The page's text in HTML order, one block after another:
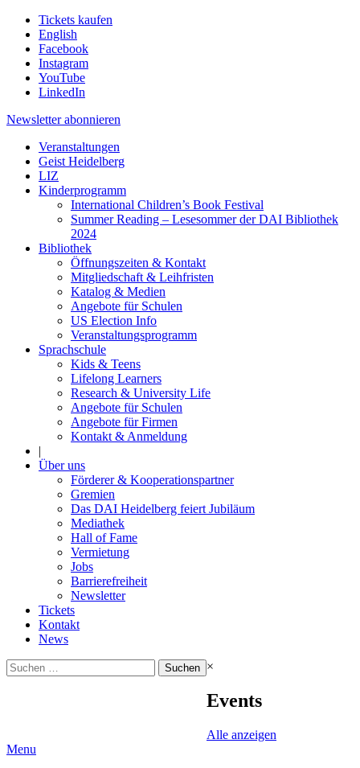
Tickets kaufen
English
Facebook
Instagram
YouTube
LinkedIn
Newsletter abonnieren
Veranstaltungen
Geist Heidelberg
LIZ
Kinderprogramm
International Children’s Book Festival
Summer Reading – Lesesommer der DAI Bibliothek
2024
Bibliothek
Öffnungszeiten & Kontakt
Mitgliedschaft & Leihfristen
Katalog & Medien
Angebote für Schulen
US Election Info
Veranstaltungsprogramm
Sprachschule
Kids & Teens
Lifelong Learners
Research & University Life
Angebote für Schulen
Angebote für Firmen
Kontakt & Anmeldung
|
Über uns
Förderer & Kooperationspartner
Gremien
Das DAI Heidelberg feiert Jubiläum
Mediathek
Hall of Fame
Vermietung
Jobs
Barrierefreiheit
Newsletter
Tickets
Kontakt
News
Suchen
nach:
×
Events
Alle anzeigen
Menu